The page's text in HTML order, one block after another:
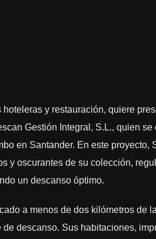
y restauración, quiere
Gestión Integral, S.L., quien
en Santander. En este proyecto,
y oscurantes de su colección,
un descanso óptimo.
a menos de dos kilómetros de
descanso. Sus habitaciones,